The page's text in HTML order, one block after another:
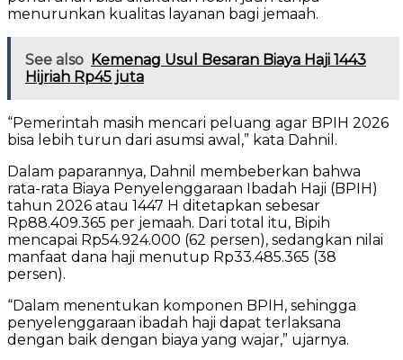
menurunkan kualitas layanan bagi jemaah.
See also Kemenag Usul Besaran Biaya Haji 1443
Hijriah Rp45 juta
“Pemerintah masih mencari peluang agar BPIH 2026
bisa lebih turun dari asumsi awal,” kata Dahnil.
Dalam paparannya, Dahnil membeberkan bahwa
rata-rata Biaya Penyelenggaraan Ibadah Haji (BPIH)
tahun 2026 atau 1447 H ditetapkan sebesar
Rp88.409.365 per jemaah. Dari total itu, Bipih
mencapai Rp54.924.000 (62 persen), sedangkan nilai
manfaat dana haji menutup Rp33.485.365 (38
persen).
“Dalam menentukan komponen BPIH, sehingga
penyelenggaraan ibadah haji dapat terlaksana
dengan baik dengan biaya yang wajar,” ujarnya.